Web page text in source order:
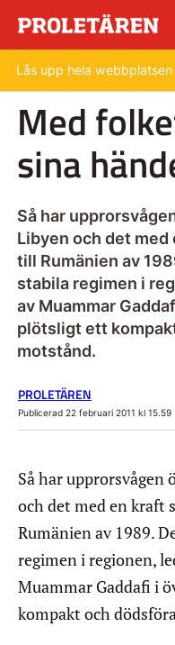
Lås upp hela webbplatsen
Med
sina
Så har
Libyen och det
till Rumänien av
stabila regimen i
av Muammar
plötsligt ett
motstånd.
PROLETÄREN
Publicerad 22 februari 2011 kl 15.59
Så har
och det med en kraft
Rumänien av 1989.
regimen i regionen,
Muammar Gaddafi i
kompakt och